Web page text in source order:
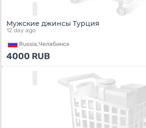
Мужские джинсы Турция
12 day ago
Russia,Челябинск
4000 RUB